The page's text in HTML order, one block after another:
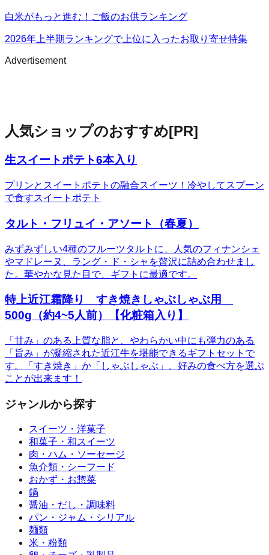
白米がもっと進む！ご飯のお供ランキング
2026年上半期ランキングで上位に入ったお取り寄せ特集
Advertisement
人気ショップのおすすめ[PR]
生スイートポテト6本入り
プリンとスイートポテトの融合スイーツ！冷やしてスプーン
で食すスイートポテト
タルト・フリュイ・アソート（春夏）
みずみずしい4種のフルーツタルトに、人気のフィナンシェ
やマドレーヌ、ラング・ド・シャを贅沢に詰め合わせまし
た。華やかな見た目で、ギフトに最適です。
特上近江霜降り すき焼きしゃぶしゃぶ用
500g（約4~5人前）【化粧箱入り】
「甘み」のある上質な脂と、やわらかい中にも弾力のある
「旨み」が凝縮された近江牛を堪能できるギフトセットで
す。「すき焼き」か「しゃぶしゃぶ」、好みの食べ方を選ぶ
ことが出来ます！
ジャンルから探す
スイーツ・洋菓子
和菓子・和スイーツ
肉・ハム・ソーセージ
魚介類・シーフード
おかず・お惣菜
鍋
醤油・だし・調味料
パン・ジャム・シリアル
麺類
米・粉類